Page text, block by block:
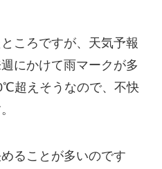
ころですが、天気予報
にかけて雨マークが多
超えそうなので、不快
ることが多いのです